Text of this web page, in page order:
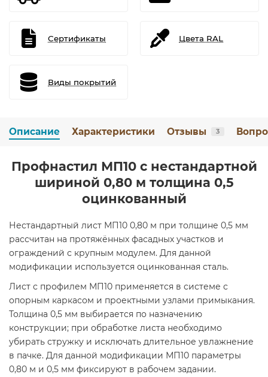
Сертификаты Цвета RAL
Виды покрытий
Описание Характеристики Отзывы 3
Профнастил МП10 с нестандартной
шириной 0,80 м толщина 0,5
оцинкованный
Нестандартный лист МП10 0,80 м при толщине 0,5 мм
рассчитан на протяжённых фасадных участков и
ограждений с крупным модулем. Для данной
модификации используется оцинкованная сталь.
Лист с профилем МП10 применяется в системе с
опорным каркасом и проектными узлами примыкания.
Толщина 0,5 мм выбирается по назначению
конструкции; при обработке листа необходимо
убирать стружку и исключать длительное увлажнение
в пачке. Для данной модификации МП10 параметры
0,80 м и 0,5 мм фиксируют в рабочем задании.